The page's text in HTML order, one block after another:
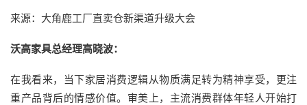
来源：大角鹿工厂直卖仓新渠道升级大会
沃高家具总经理高晓波：
在我看来，当下家居消费逻辑从物质满足转为精神享受，更注
重产品背后的情感价值。审美上，主流消费群体年轻人开始打